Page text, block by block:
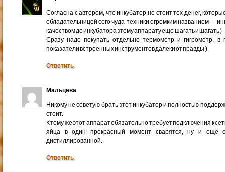
Согласна с автором, что инкубатор не стоит тех денег,
обладательницей сего чуда-техники с громким названием —
качеством до инкубатора этому аппарату еще шагать и шагать )
Сразу надо покупать отдельно термометр и гигрометр, в
показатели встроенных инструментов далеки от правды )
Ответить
Мальцева
Никому не советую брать этот инкубатор и полностью
стоит.
К тому же этот аппарат обязательно требует подключения к
яйца в один прекрасный момент сварятся, ну и еще
дистиллированной.
Ответить